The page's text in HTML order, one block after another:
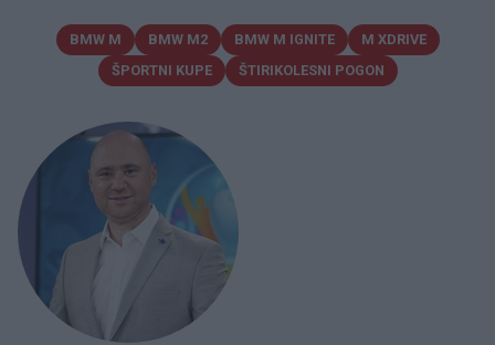
BMW M BMW M2 BMW M IGNITE
M XDRIVE
ŠPORTNI KUPE
ŠTIRIKOLESNI POGON